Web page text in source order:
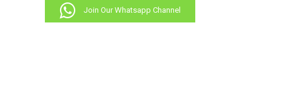
Join Our Whatsapp Channel